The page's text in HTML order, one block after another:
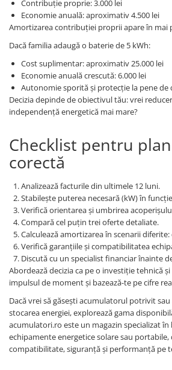
Contribuție proprie: 3.000 lei
Economie anuală: aproximativ 4.500 lei
Amortizarea contribuției proprii apare în mai
Dacă familia adaugă o baterie de 5 kWh:
Cost suplimentar: aproximativ 25.000 lei
Economie anuală crescută: 6.000 lei
Autonomie sporită și protecție la pene de
Decizia depinde de obiectivul tău: vrei
independență energetică mai mare?
Checklist pentru
corectă
Analizează facturile din ultimele 12 luni.
Stabilește puterea necesară (kW) în
Verifică orientarea și umbrirea
Compară cel puțin trei oferte detaliate.
Calculează amortizarea în scenarii
Verifică garanțiile și compatibilitatea
Discută cu un specialist financiar înainte
Abordează decizia ca pe o investiție tehnică
impulsul de moment și bazează-te pe cifre
Dacă vrei să găsești acumulatorul potrivit
stocarea energiei, explorează gama
acumulatori.ro este un magazin specializat
echipamente energetice solare sau portabile,
compatibilitate, siguranță și performanță pe